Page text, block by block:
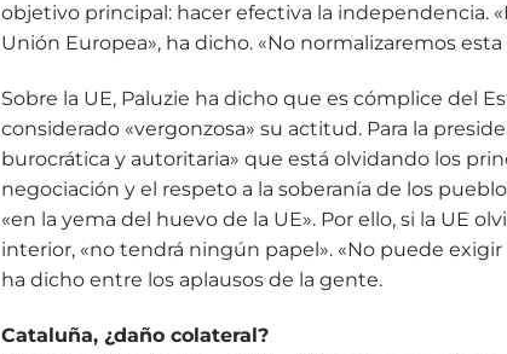
objetivo principal: hacer efectiva la independencia.
Unión Europea», ha dicho. «No normalizaremos
Sobre la UE, Paluzie ha dicho que es cómplice del
considerado «vergonzosa» su actitud. Para la
burocrática y autoritaria» que está olvidando los
negociación y el respeto a la soberanía de los
«en la yema del huevo de la UE». Por ello, si la UE
interior, «no tendrá ningún papel». «No puede
ha dicho entre los aplausos de la gente.
Cataluña, ¿daño colateral?